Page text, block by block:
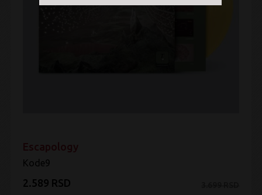
Kode9
2.589 RSD